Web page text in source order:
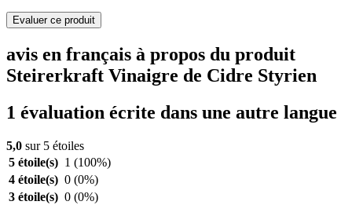
Evaluer ce produit
avis en français à propos du produit
Steirerkraft Vinaigre de Cidre Styrien
1 évaluation écrite dans une autre langue
5,0 sur 5 étoiles
5 étoile(s) 1 (100%)
4 étoile(s) 0 (0%)
3 étoile(s) 0 (0%)